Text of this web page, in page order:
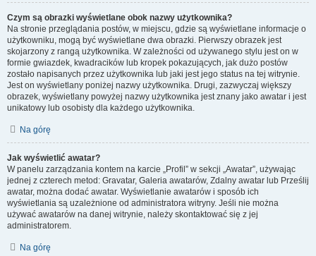
Czym są obrazki wyświetlane obok nazwy użytkownika?
Na stronie przeglądania postów, w miejscu, gdzie są wyświetlane informacje o
użytkowniku, mogą być wyświetlane dwa obrazki. Pierwszy obrazek jest
skojarzony z rangą użytkownika. W zależności od używanego stylu jest on w
formie gwiazdek, kwadracików lub kropek pokazujących, jak dużo postów
zostało napisanych przez użytkownika lub jaki jest jego status na tej witrynie.
Jest on wyświetlany poniżej nazwy użytkownika. Drugi, zazwyczaj większy
obrazek, wyświetlany powyżej nazwy użytkownika jest znany jako awatar i jest
unikatowy lub osobisty dla każdego użytkownika.
Na górę
Jak wyświetlić awatar?
W panelu zarządzania kontem na karcie „Profil” w sekcji „Awatar”, używając
jednej z czterech metod: Gravatar, Galeria awatarów, Zdalny awatar lub Prześlij
awatar, można dodać awatar. Wyświetlanie awatarów i sposób ich
wyświetlania są uzależnione od administratora witryny. Jeśli nie można
używać awatarów na danej witrynie, należy skontaktować się z jej
administratorem.
Na górę